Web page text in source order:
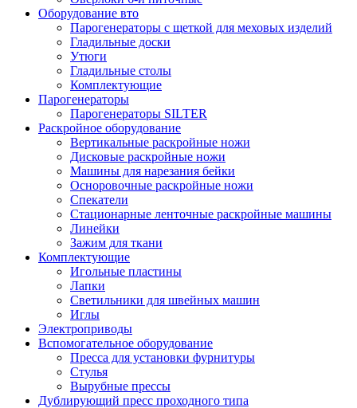
Оборудование вто
Парогенераторы с щеткой для меховых изделий
Гладильные доски
Утюги
Гладильные столы
Комплектующие
Парогенераторы
Парогенераторы SILTER
Раскройное оборудование
Вертикальные раскройные ножи
Дисковые раскройные ножи
Машины для нарезания бейки
Осноровочные раскройные ножи
Спекатели
Стационарные ленточные раскройные машины
Линейки
Зажим для ткани
Комплектующие
Игольные пластины
Лапки
Светильники для швейных машин
Иглы
Электроприводы
Вспомогательное оборудование
Пресса для установки фурнитуры
Стулья
Вырубные прессы
Дублирующий пресс проходного типа